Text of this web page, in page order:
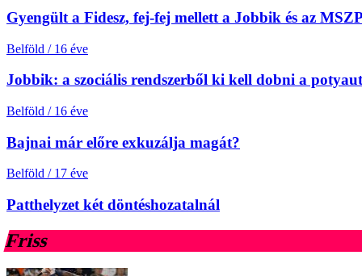
Gyengült a Fidesz, fej-fej mellett a Jobbik és az MSZP
Belföld / 16 éve
Jobbik: a szociális rendszerből ki kell dobni a
Belföld / 16 éve
Bajnai már előre exkuzálja magát?
Belföld / 17 éve
Patthelyzet két döntéshozatalnál
Friss